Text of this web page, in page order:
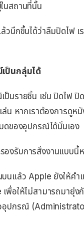
นสถานที่นั้น
ล้วนึกขึ้นได้ว่าลืมปิดไฟ
ป็นกลุ่มได้
ป็นรายชิ้น เช่น ปิดไฟ
ล่น หากเราต้องการดู
ดของอุปกรณ์ได้นั่นเอง
งรับการสั่งงานแบบนี้
นแล้ว Apple ยังให้ค
พื่อให้ไม่สามารถมายุ่ง
ออุปกรณ์